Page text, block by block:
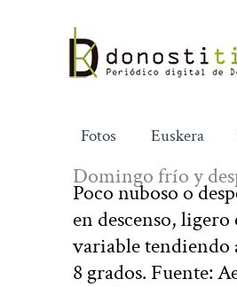
contenido
Fotos Euskera
Domingo frío y
Poco nuboso o
en descenso,
variable tendiendo
8 grados. Fuente: